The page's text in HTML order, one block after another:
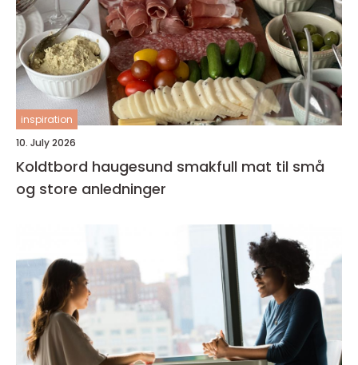
inspiration
10. July 2026
Koldtbord haugesund smakfull mat til små
og store anledninger